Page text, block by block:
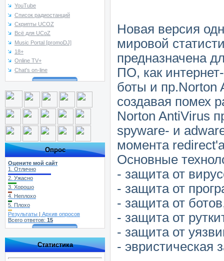
YouTube
Список радиостанций
Скрипты UCOZ
Всё для UCoZ
Music Portal [promoDJ]
18+
Online TV+
Chat's on-line
Опрос
Оцените мой сайт
1. Отлично
2. Ужасно
3. Хорошо
4. Неплохо
5. Плохо
Результаты | Архив опросов
Всего ответов: 15
Статистика
Новая версия
мировой
предназначена
ПО, как
боты и пр.Norton
создавая помех
Norton AntiVirus
spyware- и
момента
Основные
- защита от
- защита от
- защита от
- защита от
- защита от
-